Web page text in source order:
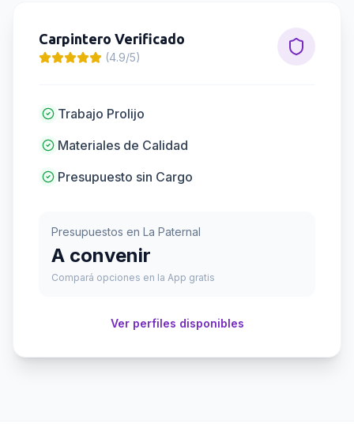
Carpintero Verificado
(4.9/5)
Trabajo Prolijo
Materiales de Calidad
Presupuesto sin Cargo
Presupuestos en La Paternal
A convenir
Compará opciones en la App gratis
Ver perfiles disponibles